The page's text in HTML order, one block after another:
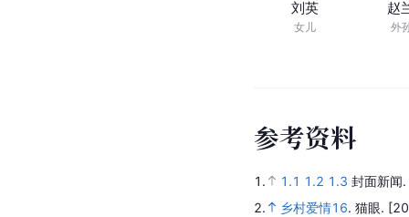
刘英
女儿
赵
外
参考资料
1. 1.1 1.2 1.3 封面新闻.
2.
乡村爱情16. 猫眼.